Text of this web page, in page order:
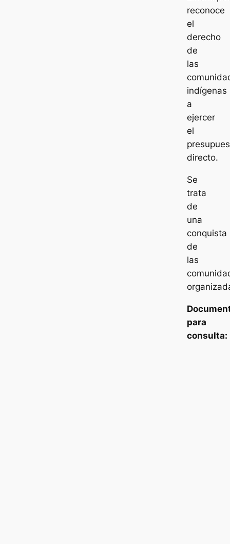
reconoce
el
derecho
de
las
indígenas
a
ejercer
el
directo.
Se
trata
de
una
conquista
de
las
para
consulta: